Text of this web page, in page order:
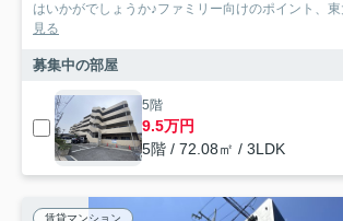
はいかがでしょうか♪ファミリー向けのポイント、
見る
募集中の部屋
5階
9.5万円
5階 / 72.08㎡ / 3LDK
賃貸マンション